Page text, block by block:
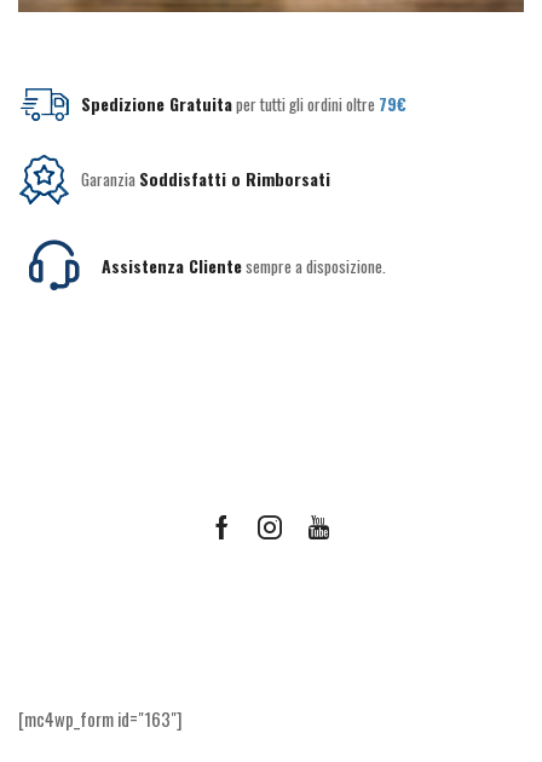
Spedizione Gratuitaper tutti gli ordini oltre 79€
Garanzia Soddisfatti o Rimborsati
Assistenza Clientesempre a disposizione.
FacebookInstagramYoutube
[mc4wp_form id="163"]